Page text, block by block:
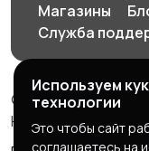
Магазины
Служба
© 2026 HOP.UZ
HOP.UZ
Используем
технологии
Это чтобы сайт
соглашаетесь на